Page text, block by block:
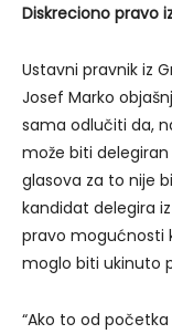
Diskreciono pravo
Ustavni pravnik iz
Josef Marko
sama odlučiti da,
može biti
glasova za to nije
kandidat delegira
pravo mogućnosti
moglo biti ukinuto
“Ako to od